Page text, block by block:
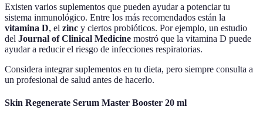
Existen varios suplementos que pueden ayudar a potenciar tu
sistema inmunológico. Entre los más recomendados están la
vitamina D, el zinc y ciertos probióticos. Por ejemplo, un estudio
del Journal of Clinical Medicine mostró que la vitamina D puede
ayudar a reducir el riesgo de infecciones respiratorias.
Considera integrar suplementos en tu dieta, pero siempre consulta a
un profesional de salud antes de hacerlo.
Skin Regenerate Serum Master Booster 20 ml